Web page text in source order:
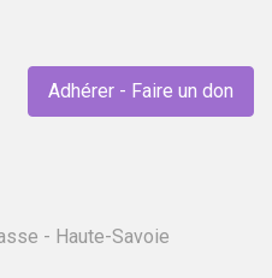
Adhérer - Faire un don
- Haute-Savoie